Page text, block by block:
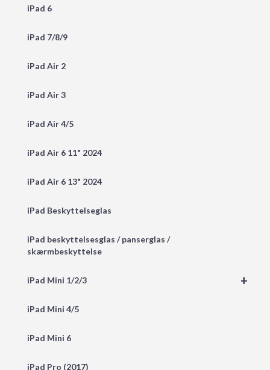
iPad 6
iPad 7/8/9
iPad Air 2
iPad Air 3
iPad Air 4/5
iPad Air 6 11" 2024
iPad Air 6 13" 2024
iPad Beskyttelseglas
iPad beskyttelsesglas / panserglas /
skærmbeskyttelse
+
iPad Mini 1/2/3
iPad Mini 4/5
iPad Mini 6
iPad Pro (2017)